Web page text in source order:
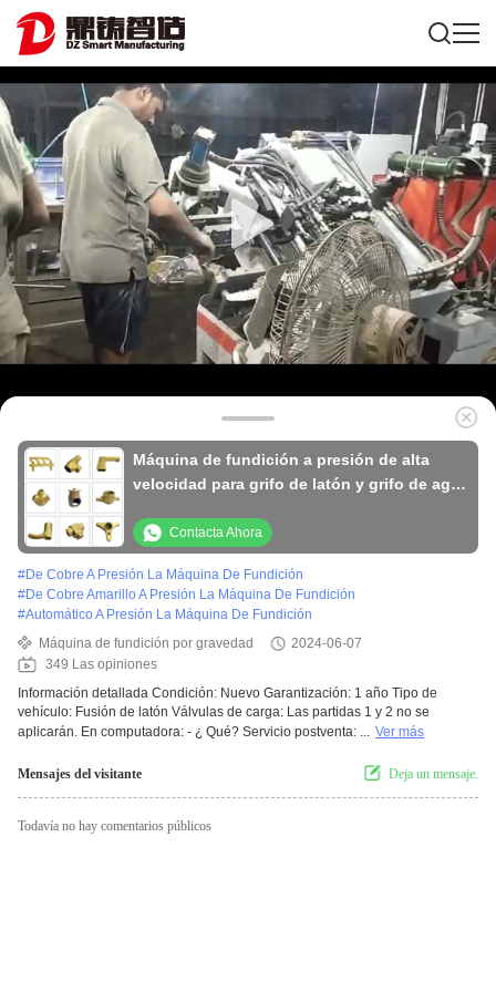
Máquina de fundición a presión de alta
velocidad para grifo de latón y grifo de agua
Contacta Ahora
#De Cobre A Presión La Máquina De Fundición
#De Cobre Amarillo A Presión La Máquina De Fundición
#Automático A Presión La Máquina De Fundición
Máquina de fundición por gravedad
2024-06-07
349 Las opiniones
Información detallada Condición: Nuevo Garantización: 1 año Tipo de
vehículo: Fusión de latón Válvulas de carga: Las partidas 1 y 2 no se
aplicarán. En computadora: - ¿ Qué? Servicio postventa: ... Ver más
Mensajes del visitante Deja un mensaje.
Todavía no hay comentarios públicos